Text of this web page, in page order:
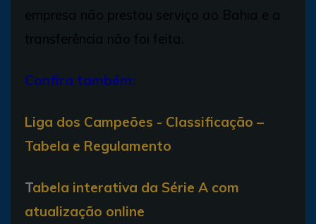
empresa não prestou serviço ao Bahia e a
transferência não foi feita.
Confira também:
Liga dos Campeões - Classificação –
Tabela e Regulamento
Tabela interativa da Série A com
atualização online